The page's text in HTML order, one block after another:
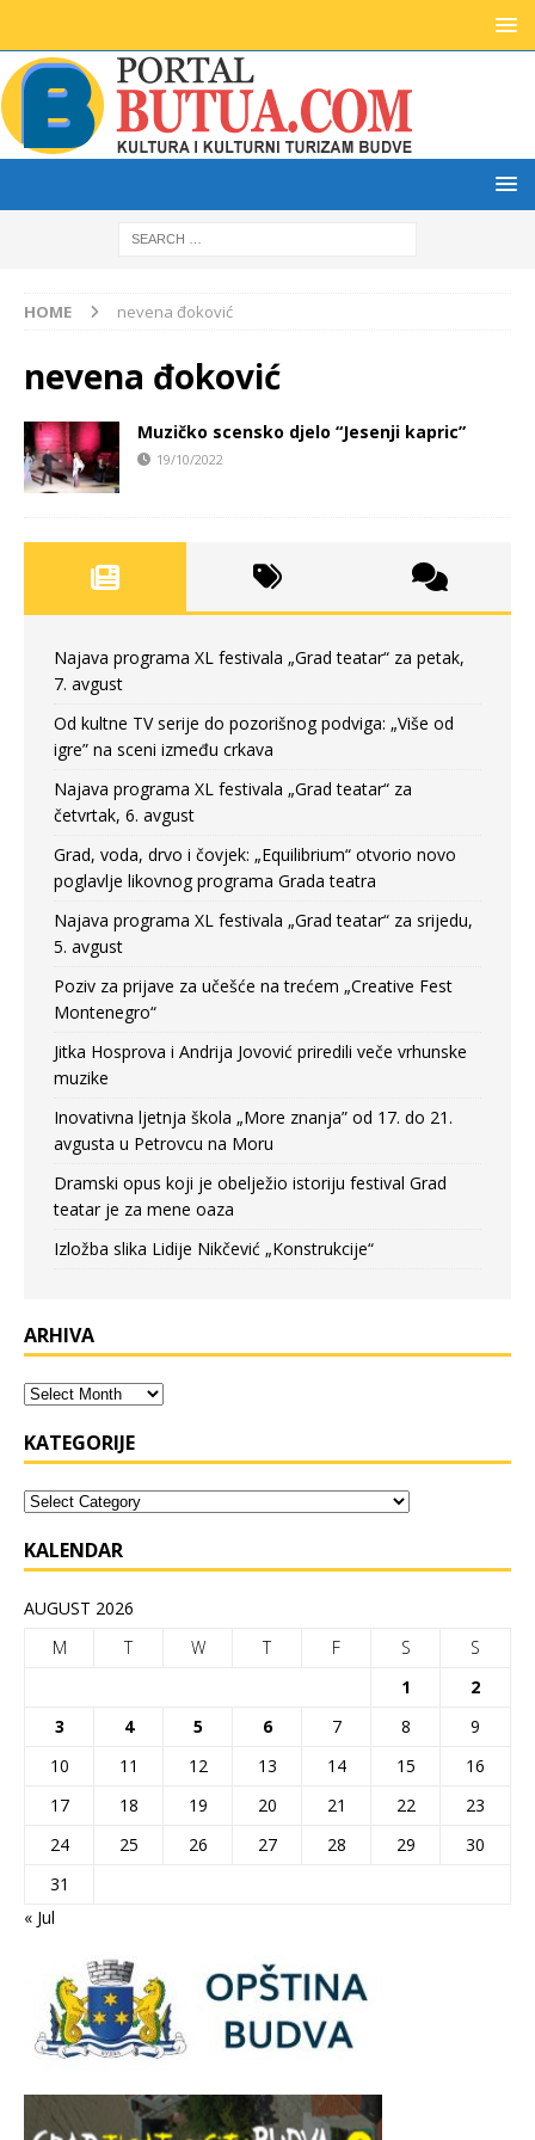
HOME nevena đoković
nevena đoković
Muzičko scensko djelo “Jesenji kapric”
19/10/2022
Najava programa XL festivala „Grad teatar“ za petak,
7. avgust
Od kultne TV serije do pozorišnog podviga: „Više od
igre” na sceni između crkava
Najava programa XL festivala „Grad teatar“ za
četvrtak, 6. avgust
Grad, voda, drvo i čovjek: „Equilibrium“ otvorio novo
poglavlje likovnog programa Grada teatra
Najava programa XL festivala „Grad teatar“ za srijedu,
5. avgust
Poziv za prijave za učešće na trećem „Creative Fest
Montenegro“
Jitka Hosprova i Andrija Jovović priredili veče vrhunske
muzike
Inovativna ljetnja škola „More znanja” od 17. do 21.
avgusta u Petrovcu na Moru
Dramski opus koji je obelježio istoriju festival Grad
teatar je za mene oaza
Izložba slika Lidije Nikčević „Konstrukcije“
ARHIVA
KATEGORIJE
KALENDAR
AUGUST 2026
M
T W T F S
S
1
2
3
4 5 6 7 8
9
10
11 12 13 14 15
16
17
18 19 20 21 22
23
24
25 26 27 28 29
30
31
« Jul